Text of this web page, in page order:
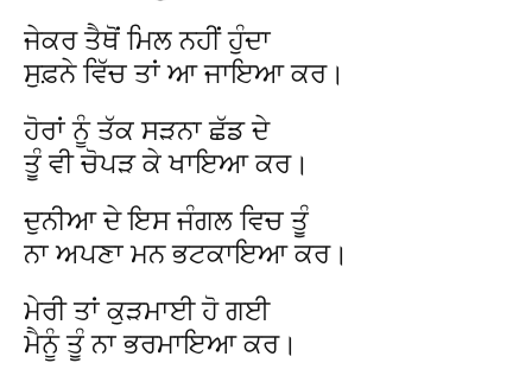
ਜੇਕਰ ਤੈਥੋਂ ਮਿਲ ਨਹੀਂ ਹੁੰਦਾ
ਸੁਫ਼ਨੇ ਵਿੱਚ ਤਾਂ ਆ ਜਾਇਆ ਕਰ।
ਹੋਰਾਂ ਨੂੰ ਤੱਕ ਸੜਨਾ ਛੱਡ ਦੇ
ਤੂੰ ਵੀ ਚੋਪੜ ਕੇ ਖਾਇਆ ਕਰ।
ਦੁਨੀਆ ਦੇ ਇਸ ਜੰਗਲ ਵਿਚ ਤੂੰ
ਨਾ ਅਪਣਾ ਮਨ ਭਟਕਾਇਆ ਕਰ।
ਮੇਰੀ ਤਾਂ ਕੁੜਮਾਈ ਹੋ ਗਈ
ਮੈਨੂੰ ਤੂੰ ਨਾ ਭਰਮਾਇਆ ਕਰ।